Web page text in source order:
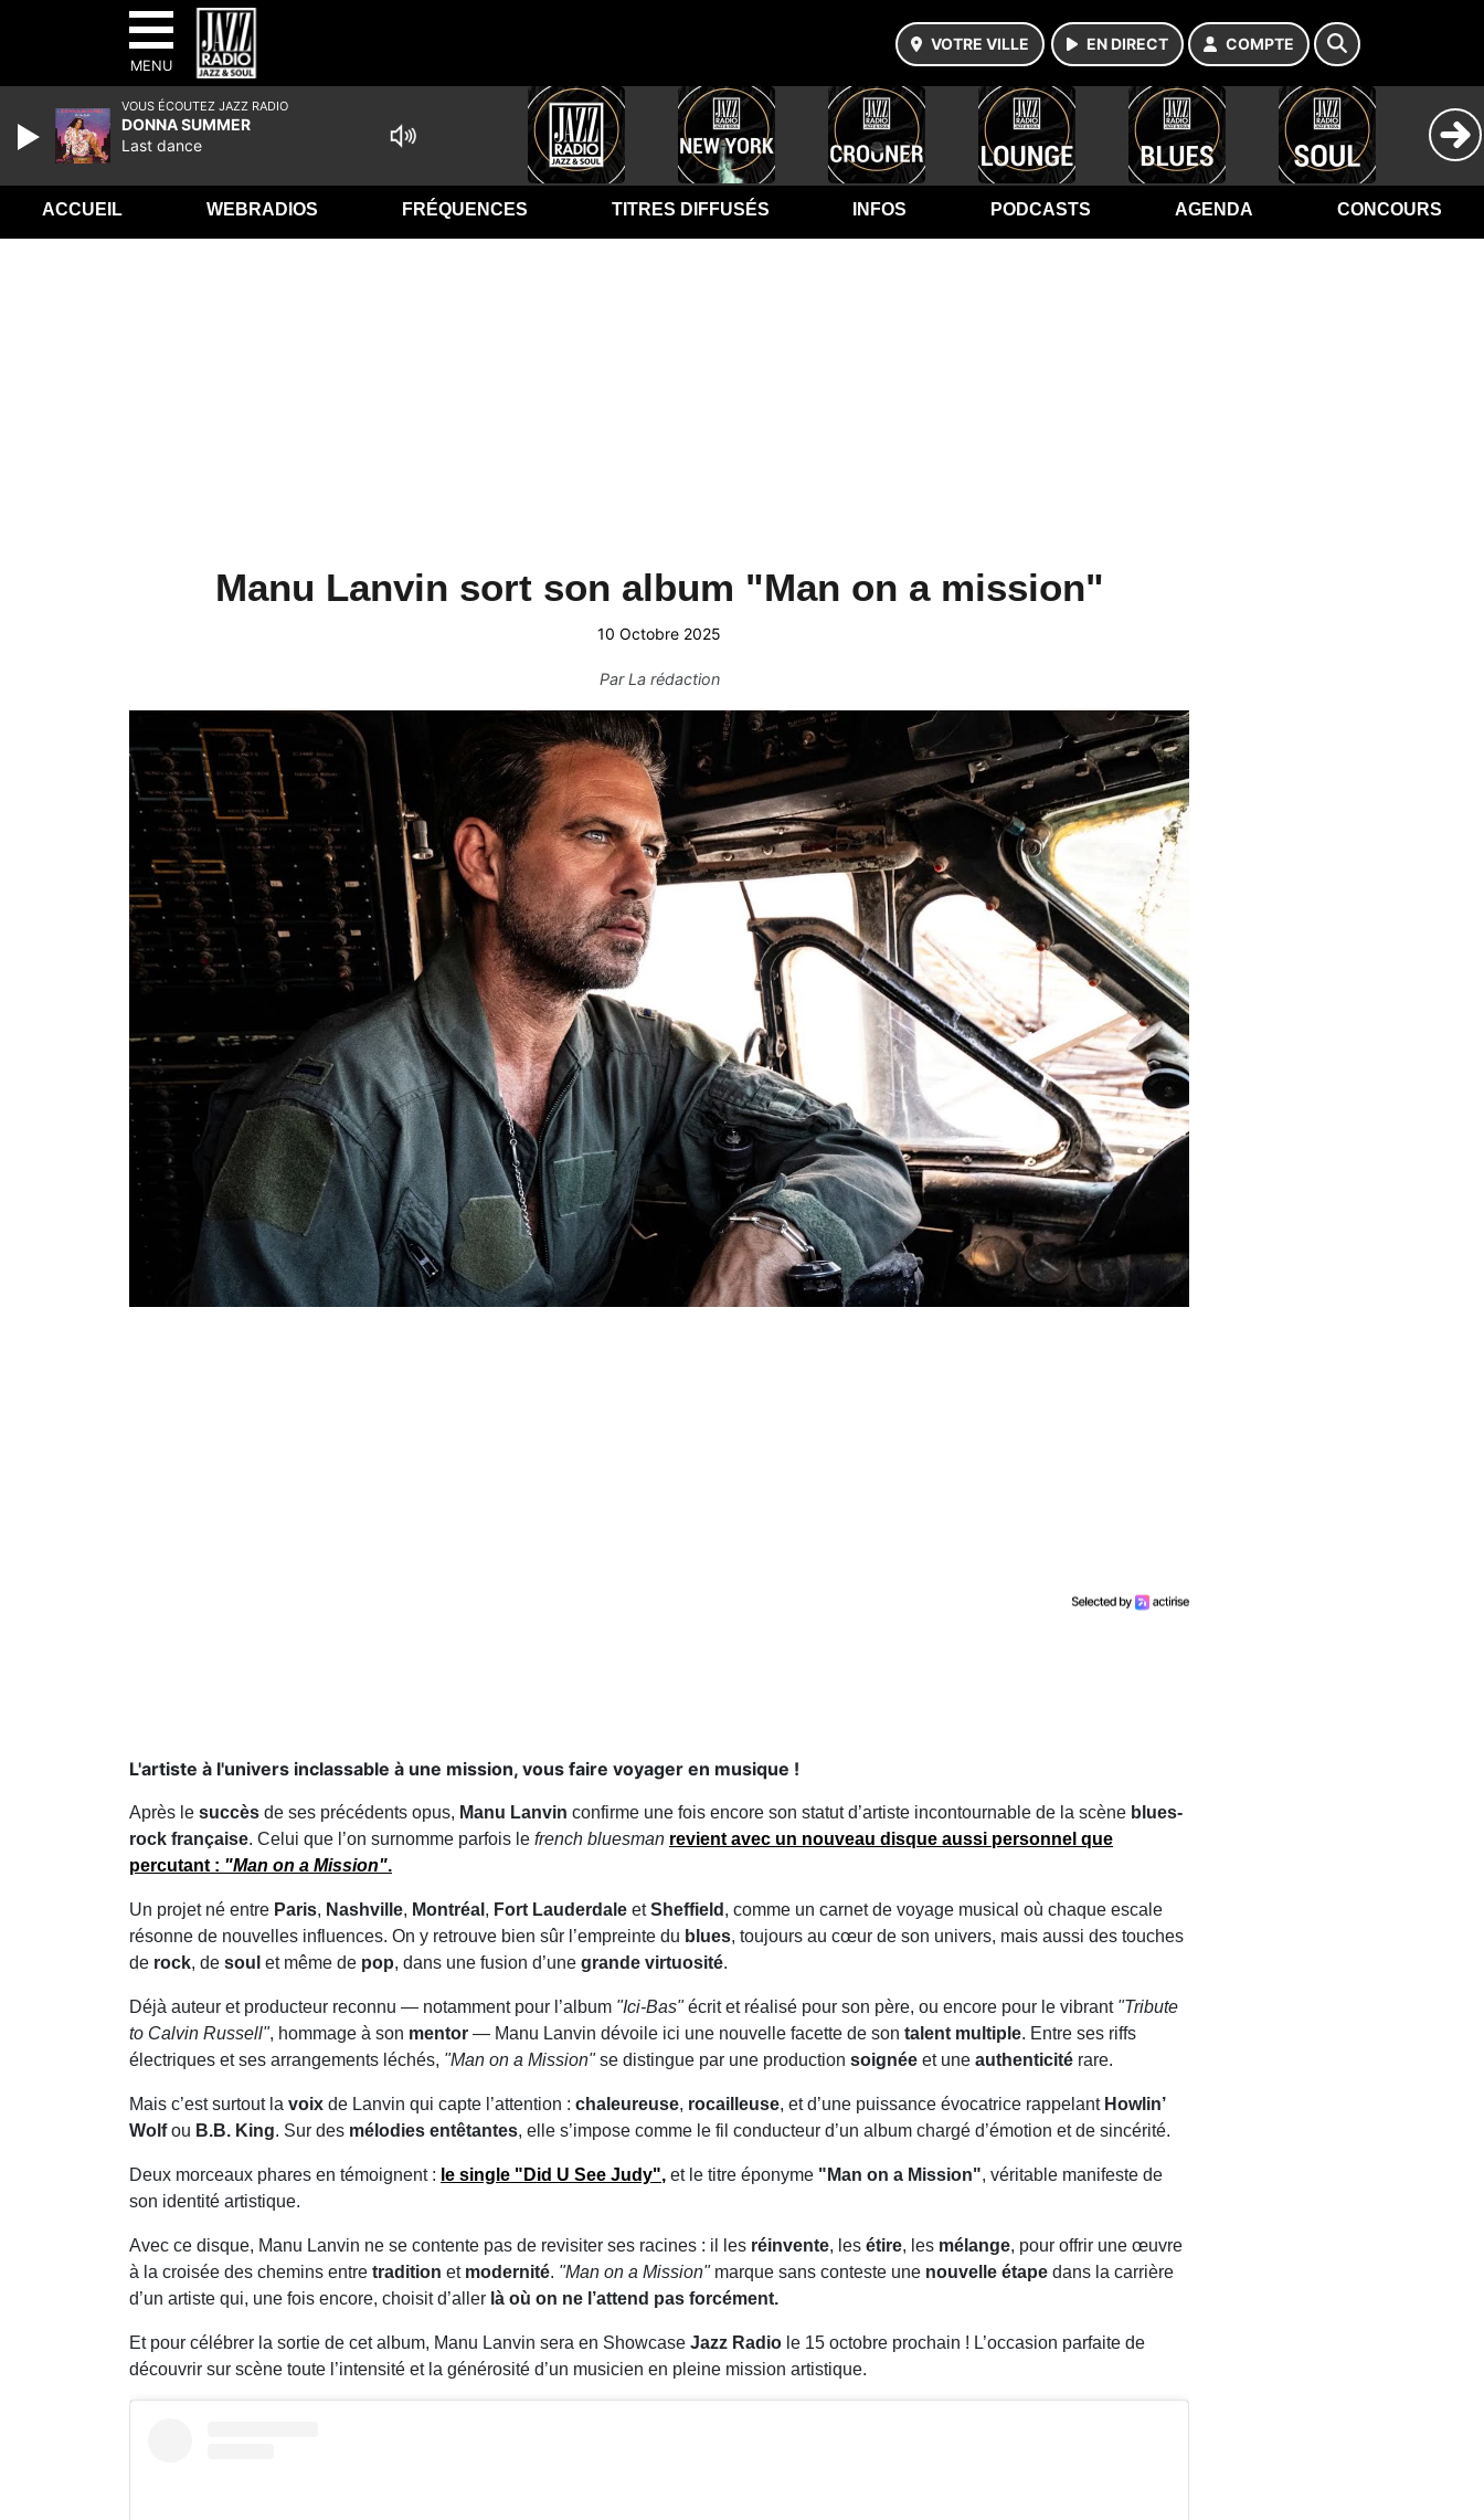
MENU
VOTRE VILLE EN DIRECT COMPTE
ACCUEIL WEBRADIOS FRÉQUENCES TITRES DIFFUSÉS INFOS PODCASTS AGENDA CONCOURS
Manu Lanvin sort son album "Man on a mission"
10 Octobre 2025
ParLa rédaction
L'artiste à l'univers inclassable à une mission, vous faire voyager en musique !
Après le succès de ses précédents opus, Manu Lanvin confirme une fois encore son statut d’artiste incontournable de la scène blues-
rock française. Celui que l’on surnomme parfois le french bluesman revient avec un nouveau disque aussi personnel que
percutant : "Man on a Mission".
Un projet né entre Paris, Nashville, Montréal , Fort Lauderdale etSheffield , comme un carnet de voyage musical où chaque escale
résonne de nouvelles influences. On y retrouve bien sûr l’empreinte du blues, toujours au cœur de son univers, mais aussi des touches
de rock, de soul et même de pop, dans une fusion d’une grande virtuosité.
Déjà auteur et producteur reconnu — notamment pour l’album "Ici-Bas"écrit et réalisé pour son père, ou encore pour le vibrant "Tribute
to Calvin Russell", hommage à son mentor — Manu Lanvin dévoile ici une nouvelle facette de son talent multiple. Entre ses riffs
électriques et ses arrangements léchés, "Man on a Mission"se distingue par une production soignée et une authenticité rare.
Mais c’est surtout la voix de Lanvin qui capte l’attention : chaleureuse, rocailleuse, et d’une puissance évocatrice rappelant Howlin’
Wolfou B.B. King. Sur des mélodies entêtantes, elle s’impose comme le fil conducteur d’un album chargé d’émotion et de sincérité.
Deux morceaux phares en témoignent : le single "Did U See Judy", et le titre éponyme "Man on a Mission", véritable manifeste de
son identité artistique.
Avec ce disque, Manu Lanvin ne se contente pas de revisiter ses racines : il les réinvente, les étire, les mélange, pour offrir une œuvre
à la croisée des chemins entre tradition et modernité. "Man on a Mission"marque sans conteste une nouvelle étape dans la carrière
d’un artiste qui, une fois encore, choisit d’aller là où on ne l’attend pas forcément.
Et pour célébrer la sortie de cet album, Manu Lanvin sera en Showcase Jazz Radio le 15 octobre prochain ! L’occasion parfaite de
découvrir sur scène toute l’intensité et la générosité d’un musicien en pleine mission artistique.
VOUS ÉCOUTEZ JAZZ RADIO
DONNA SUMMER
Last dance